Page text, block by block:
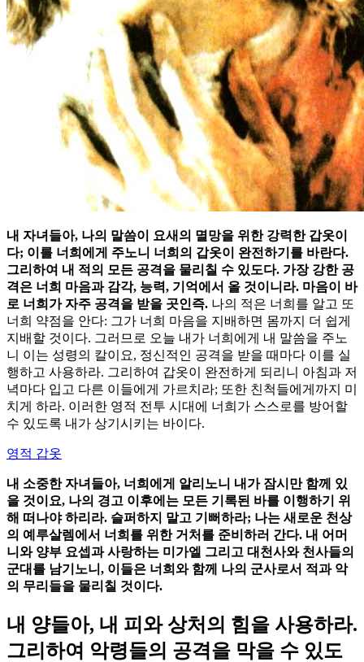
내 자녀들아, 나의 말씀이 요새의 멸망을 위한 강력한 갑옷이
다; 이를 너희에게 주노니 너희의 갑옷이 완전하기를 바란다.
그리하여 내 적의 모든 공격을 물리칠 수 있도다. 가장 강한 공
격은 너희 마음과 감각, 능력, 기억에서 올 것이니라. 마음이 바
로 너희가 자주 공격을 받을 곳인즉. 나의 적은 너희를 알고 또
너희 약점을 안다: 그가 너희 마음을 지배하면 몸까지 더 쉽게
지배할 것이다. 그러므로 오늘 내가 너희에게 내 말씀을 주노
니 이는 성령의 칼이요, 정신적인 공격을 받을 때마다 이를 실
행하고 사용하라. 그리하여 갑옷이 완전하게 되리니 아침과 저
녁마다 입고 다른 이들에게 가르치라; 또한 친척들에게까지 미
치게 하라. 이러한 영적 전투 시대에 너희가 스스로를 방어할
수 있도록 내가 상기시키는 바이다.
영적 갑옷
내 소중한 자녀들아, 너희에게 알리노니 내가 잠시만 함께 있
을 것이요, 나의 경고 이후에는 모든 기록된 바를 이행하기 위
해 떠나야 하리라. 슬퍼하지 말고 기뻐하라; 나는 새로운 천상
의 예루살렘에서 너희를 위한 거처를 준비하러 간다. 내 어머
니와 양부 요셉과 사랑하는 미가엘 그리고 대천사와 천사들의
군대를 남기노니, 이들은 너희와 함께 나의 군사로서 적과 악
의 무리들을 물리칠 것이다.
내 양들아, 내 피와 상처의 힘을 사용하라.
그리하여 악령들의 공격을 막을 수 있도